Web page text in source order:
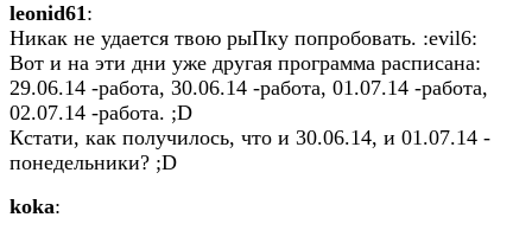
leonid61:
Никак не удается твою рыПку попробовать. :evil6:
Вот и на эти дни уже другая программа расписана:
29.06.14 -работа, 30.06.14 -работа, 01.07.14 -работа,
02.07.14 -работа. ;D
Кстати, как получилось, что и 30.06.14, и 01.07.14 -
понедельники? ;D
koka: